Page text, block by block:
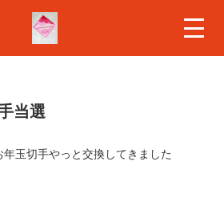
当選
玉切手やっと交換してきました